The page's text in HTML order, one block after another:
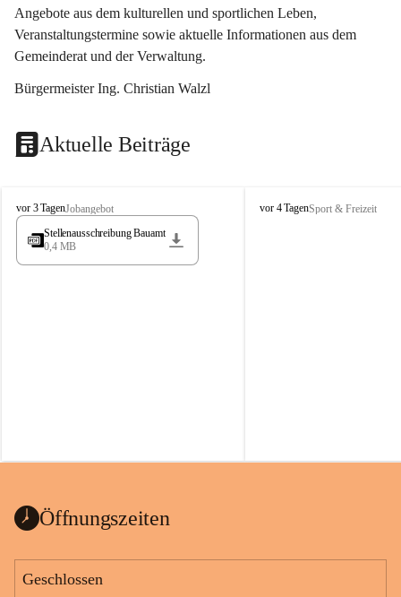
Angebote aus dem kulturellen und sportlichen Leben,
Veranstaltungstermine sowie aktuelle Informationen aus dem
Gemeinderat und der Verwaltung.
Bürgermeister Ing. Christian Walzl
Aktuelle Beiträge
S
t
s
vor 3 TagenJobangebot
Stellenausschreibung Bauamt
0,4 MB
S
vor 4 TagenSport & Freizeit
Öffnungszeiten
Geschlossen